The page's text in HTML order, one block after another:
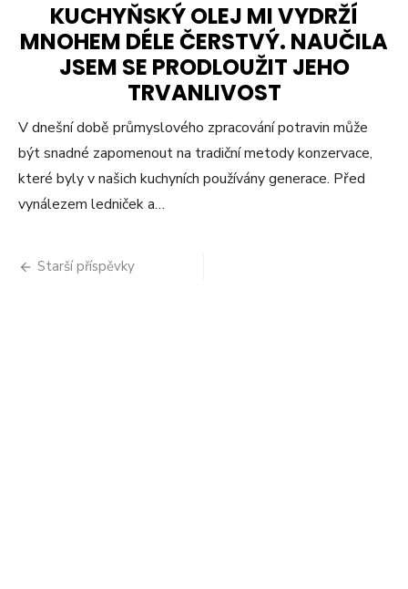
KUCHYŇSKÝ OLEJ MI VYDRŽÍ
MNOHEM DÉLE ČERSTVÝ. NAUČILA
JSEM SE PRODLOUŽIT JEHO
TRVANLIVOST
V dnešní době průmyslového zpracování potravin může
být snadné zapomenout na tradiční metody konzervace,
které byly v našich kuchyních používány generace. Před
vynálezem ledniček a…
Navigace
Starší příspěvky